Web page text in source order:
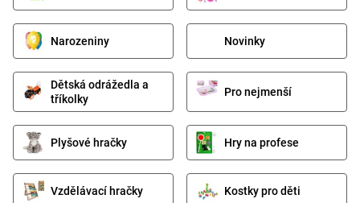
Narozeniny Novinky
Dětská odrážedla a
tříkolky
Pro nejmenší
Plyšové hračky Hry na profese
Vzdělávací hračky Kostky pro děti